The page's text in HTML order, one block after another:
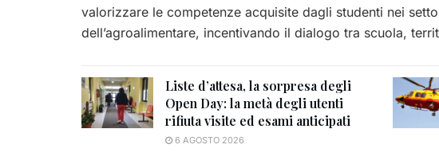
valorizzare le competenze acquisite dagli studenti nei
dell’agroalimentare, incentivando il dialogo tra scuola,
Liste d’attesa, la sorpresa degli
Open Day: la metà degli utenti
rifiuta visite ed esami anticipati
6 AGOSTO 2026